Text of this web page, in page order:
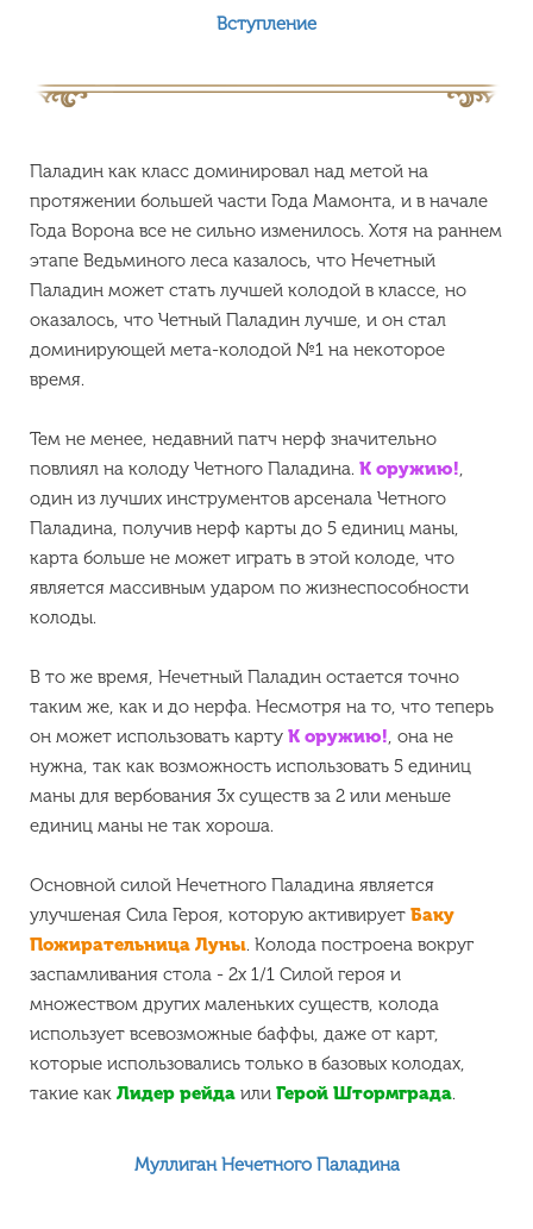
Вступление
Паладин как класс доминировал над метой на
протяжении большей части Года Мамонта, и в начале
Года Ворона все не сильно изменилось. Хотя на раннем
этапе Ведьминого леса казалось, что Нечетный
Паладин может стать лучшей колодой в классе, но
оказалось, что Четный Паладин лучше, и он стал
доминирующей мета-колодой №1 на некоторое
время.
Тем не менее, недавний патч нерф значительно
повлиял на колоду Четного Паладина. К оружию!,
один из лучших инструментов арсенала Четного
Паладина, получив нерф карты до 5 единиц маны,
карта больше не может играть в этой колоде, что
является массивным ударом по жизнеспособности
колоды.
В то же время, Нечетный Паладин остается точно
таким же, как и до нерфа. Несмотря на то, что теперь
он может использовать карту К оружию!, она не
нужна, так как возможность использовать 5 единиц
маны для вербования 3х существ за 2 или меньше
единиц маны не так хороша.
Основной силой Нечетного Паладина является
улучшеная Сила Героя, которую активирует Баку
Пожирательница Луны. Колода построена вокруг
заспамливания стола - 2x 1/1 Силой героя и
множеством других маленьких существ, колода
использует всевозможные баффы, даже от карт,
которые использовались только в базовых колодах,
такие как Лидер рейда или Герой Штормграда.
Муллиган Нечетного Паладина